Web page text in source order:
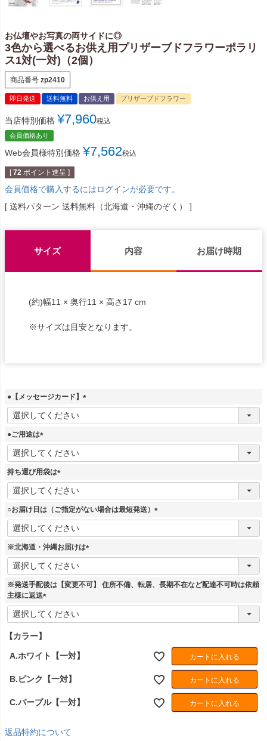
お仏壇やお写真の両サイドに◎
3色から選べるお供え用プリザーブドフラワーポラリ
ス1対(一対)（2個）
商品番号 zp2410
即日発送 送料無料 お供え用 プリザーブドフラワー
当店特別価格 ¥7,960税込
会員価格あり
Web会員様特別価格 ¥7,562税込
[ 72 ポイント進呈 ]
会員価格で購入するにはログインが必要です。
送料パターン 送料無料（北海道・沖縄のぞく）
サイズ 内容 お届け時期
(約)幅11 × 奥行11 × 高さ17 cm
※サイズは目安となります。
●【メッセージカード】
(
●ご用途は
(
必
須
持ち運び用袋は
(
必
須
○お届け日は（ご指定がない場合は最短発送）
(
※北海道・沖縄お届けは
(
須
※発送手配後は【変更不可】 住所不備、転居、長期不在など配達不可時は依頼
主様に返送
(
必
【カラー】
A.ホワイト【一対】 カートに入れる
B.ピンク【一対】 カートに入れる
C.パープル【一対】 カートに入れる
返品特約について